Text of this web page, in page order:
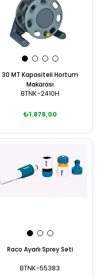
30 MT Kapasiteli Hortum
Makarası
BTNK-2410H
₺1.878,00
Raco Ayarlı Sprey Seti
BTNK-55383